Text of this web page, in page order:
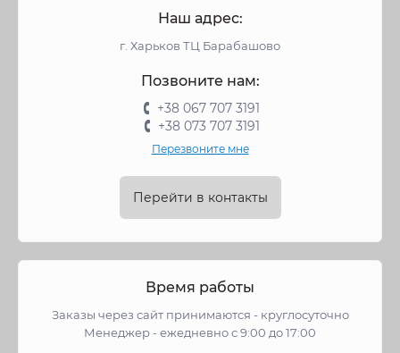
Наш адрес:
г. Харьков ТЦ Барабашово
Позвоните нам:
+38 067 707 3191
+38 073 707 3191
Перезвоните мне
Перейти в контакты
Время работы
Заказы через сайт принимаются - круглосуточно
Менеджер - ежедневно с 9:00 до 17:00